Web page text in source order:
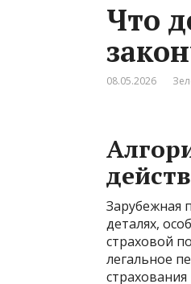
Что
08.05.2026
Зарубежная
деталях,
страховой
легальное